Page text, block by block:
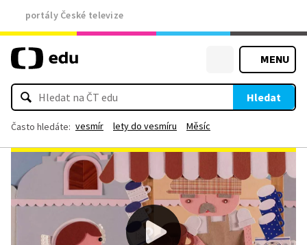
portály České televize
MENU
Hledat
Často hledáte: vesmír lety do vesmíru Měsíc